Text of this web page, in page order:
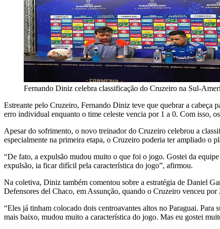
Fernando Diniz celebra classificação do Cruzeiro na Sul-
Estreante pelo Cruzeiro, Fernando Diniz teve que quebrar a
erro individual enquanto o time celeste vencia por 1 a 0. Com isso,
Apesar do sofrimento, o novo treinador do Cruzeiro celebrou a
especialmente na primeira etapa, o Cruzeiro poderia ter ampliado o
“De fato, a expulsão mudou muito o que foi o jogo. Gostei da
expulsão, ia ficar difícil pela característica do jogo”, afirmou.
Na coletiva, Diniz também comentou sobre a estratégia de Daniel
Defensores del Chaco, em Assunção, quando o Cruzeiro venceu
“Eles já tinham colocado dois centroavantes altos no Paraguai.
mais baixo, mudou muito a característica do jogo. Mas eu gostei